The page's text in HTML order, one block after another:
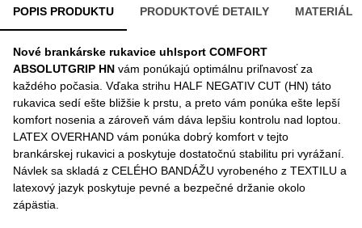
POPIS PRODUKTU PRODUKTOVÉ DETAILY MATERIÁL
Nové brankárske rukavice uhlsport COMFORT
ABSOLUTGRIP HN vám ponúkajú optimálnu priľnavosť za
každého počasia. Vďaka strihu HALF NEGATIV CUT (HN) táto
rukavica sedí ešte bližšie k prstu, a preto vám ponúka ešte lepší
komfort nosenia a zároveň vám dáva lepšiu kontrolu nad loptou.
LATEX OVERHAND vám ponúka dobrý komfort v tejto
brankárskej rukavici a poskytuje dostatočnú stabilitu pri vyrážaní.
Návlek sa skladá z CELÉHO BANDÁŽU vyrobeného z TEXTILU a
latexový jazyk poskytuje pevné a bezpečné držanie okolo
zápästia.